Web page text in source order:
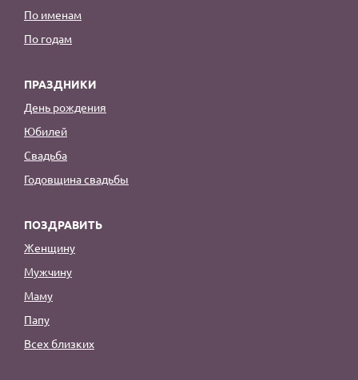
По именам
По годам
ПРАЗДНИКИ
День рождения
Юбилей
Свадьба
Годовщина свадьбы
ПОЗДРАВИТЬ
Женщину
Мужчину
Маму
Папу
Всех близких